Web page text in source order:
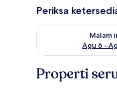
Periksa
Malam
Agu 6 -
Periksa ketersediaan
Properti